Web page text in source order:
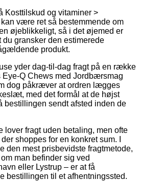
Kosttilskud og vitaminer >
være ret så bestemmende om
øjeblikkeligt, så i det øjemed er
du gransker den estimerede
produkt.
yder dag-til-dag fragt på en række
Eye-Q Chews med Jordbærsmag
dog påkræver at ordren lægges
med det formål at de højst
bestillingen sendt afsted inden de
lover fragt uden betaling, men ofte
shoppes for en konkret sum. I
den mest prisbevidste fragtmetode,
man befinder sig ved
eller Lystrup – er at få
bestillingen til et afhentningssted.